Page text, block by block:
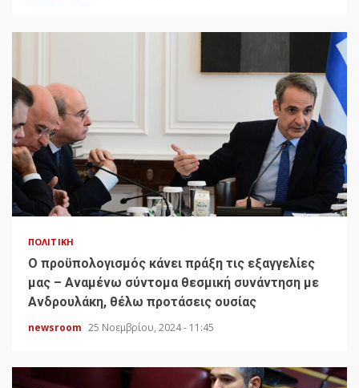
ΠΟΛΙΤΙΚΉ
Ο προϋπολογισμός κάνει πράξη τις εξαγγελίες
μας – Αναμένω σύντομα θεσμική συνάντηση με
Ανδρουλάκη, θέλω προτάσεις ουσίας
newsroom 25 Νοεμβρίου, 2024 - 11:45